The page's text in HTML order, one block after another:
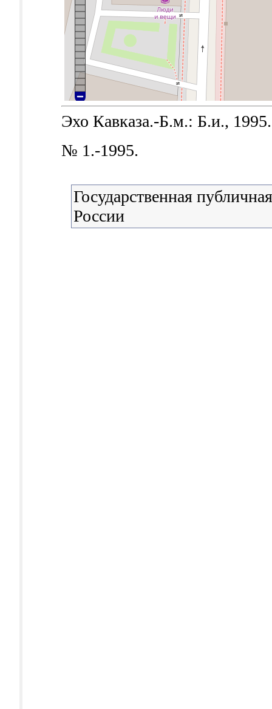
Эхо Кавказа.-Б.м.: Б.и., 1995.
№ 1.-1995.
Государственная
России